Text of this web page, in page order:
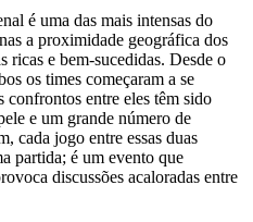
é uma das mais intensas do
a proximidade geográfica dos
ricas e bem-sucedidas. Desde o
os times começaram a se
confrontos entre eles têm sido
e um grande número de
cada jogo entre essas duas
partida; é um evento que
discussões acaloradas entre